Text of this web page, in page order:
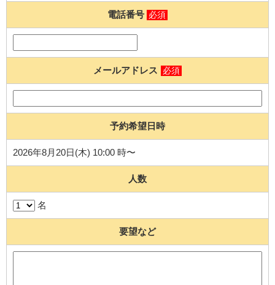
電話番号 必須
メールアドレス 必須
予約希望日時
2026年8月20日(木) 10:00 時〜
人数
名
要望など